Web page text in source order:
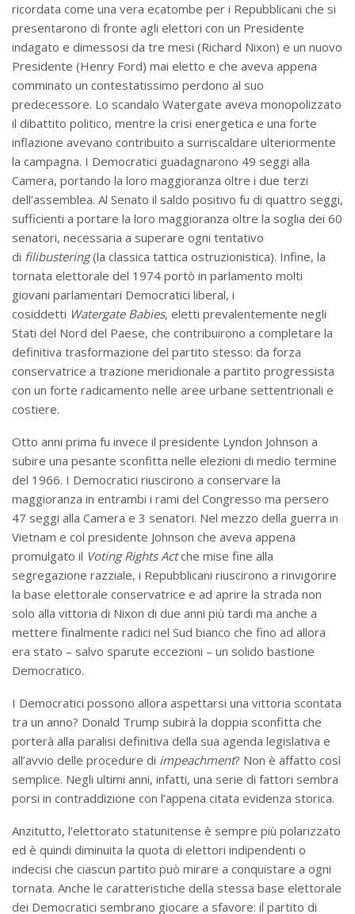
ricordata come una vera ecatombe per i Repubblicani che si
presentarono di fronte agli elettori con un Presidente
indagato e dimessosi da tre mesi (Richard Nixon) e un nuovo
Presidente (Henry Ford) mai eletto e che aveva appena
comminato un contestatissimo perdono al suo
predecessore. Lo scandalo Watergate aveva monopolizzato
il dibattito politico, mentre la crisi energetica e una forte
inflazione avevano contribuito a surriscaldare ulteriormente
la campagna. I Democratici guadagnarono 49 seggi alla
Camera, portando la loro maggioranza oltre i due terzi
dell’assemblea. Al Senato il saldo positivo fu di quattro seggi,
sufficienti a portare la loro maggioranza oltre la soglia dei 60
senatori, necessaria a superare ogni tentativo
di filibustering(la classica tattica ostruzionistica). Infine, la
tornata elettorale del 1974 portò in parlamento molti
giovani parlamentari Democratici liberal, i
cosiddetti Watergate Babies, eletti prevalentemente negli
Stati del Nord del Paese, che contribuirono a completare la
definitiva trasformazione del partito stesso: da forza
conservatrice a trazione meridionale a partito progressista
con un forte radicamento nelle aree urbane settentrionali e
costiere.
Otto anni prima fu invece il presidente Lyndon Johnson a
subire una pesante sconfitta nelle elezioni di medio termine
del 1966. I Democratici riuscirono a conservare la
maggioranza in entrambi i rami del Congresso ma persero
47 seggi alla Camera e 3 senatori. Nel mezzo della guerra in
Vietnam e col presidente Johnson che aveva appena
promulgato il Voting Rights Actche mise fine alla
segregazione razziale, i Repubblicani riuscirono a rinvigorire
la base elettorale conservatrice e ad aprire la strada non
solo alla vittoria di Nixon di due anni più tardi ma anche a
mettere finalmente radici nel Sud bianco che fino ad allora
era stato – salvo sparute eccezioni – un solido bastione
Democratico.
I Democratici possono allora aspettarsi una vittoria scontata
tra un anno? Donald Trump subirà la doppia sconfitta che
porterà alla paralisi definitiva della sua agenda legislativa e
all’avvio delle procedure di impeachment? Non è affatto così
semplice. Negli ultimi anni, infatti, una serie di fattori sembra
porsi in contraddizione con l’appena citata evidenza storica.
Anzitutto, l’elettorato statunitense è sempre più polarizzato
ed è quindi diminuita la quota di elettori indipendenti o
indecisi che ciascun partito può mirare a conquistare a ogni
tornata. Anche le caratteristiche della stessa base elettorale
dei Democratici sembrano giocare a sfavore: il partito di